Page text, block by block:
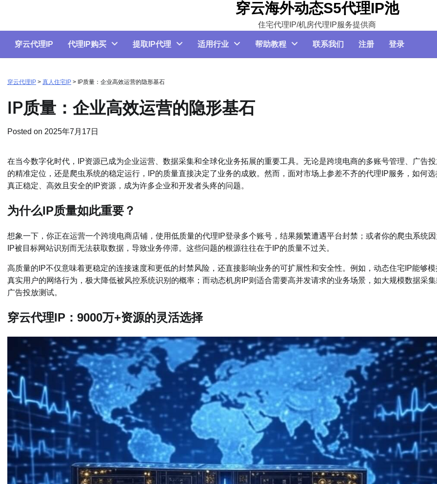
content
穿云海外动态S5代理IP池
住宅代理IP/机房代理IP服务提供商
穿云代理IP 代理IP购买 提取IP代理 适用行业 帮助教程 联系我们 注册 登录
穿云代理IP > 真人住宅IP > IP质量：企业高效运营的隐形基石
IP质量：企业高效运营的隐形基石
Posted on 2025年7月17日
在当今数字化时代，IP资源已成为企业运营、数据采集和全球化业务拓展的重要工具。无论是跨境电商的多账号管理、广告
的精准定位，还是爬虫系统的稳定运行，IP的质量直接决定了业务的成败。然而，面对市场上参差不齐的代理IP服务，如何选
真正稳定、高效且安全的IP资源，成为许多企业和开发者头疼的问题。
为什么IP质量如此重要？
想象一下，你正在运营一个跨境电商店铺，使用低质量的代理IP登录多个账号，结果频繁遭遇平台封禁；或者你的爬虫系统因
IP被目标网站识别而无法获取数据，导致业务停滞。这些问题的根源往往在于IP的质量不过关。
高质量的IP不仅意味着更稳定的连接速度和更低的封禁风险，还直接影响业务的可扩展性和安全性。例如，动态住宅IP能够模
真实用户的网络行为，极大降低被风控系统识别的概率；而动态机房IP则适合需要高并发请求的业务场景，如大规模数据采
广告投放测试。
穿云代理IP：9000万+资源的灵活选择